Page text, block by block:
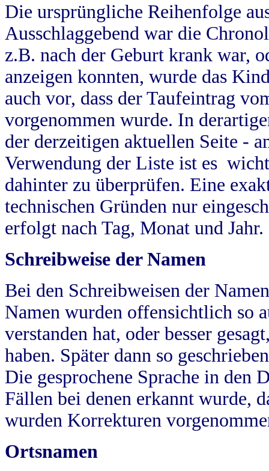
Die ursprüngliche Reihenfolge
Ausschlaggebend war die
z.B. nach der Geburt krank war,
anzeigen konnten, wurde das
auch vor, dass der Taufeintrag
vorgenommen wurde. In
der derzeitigen aktuellen Seite -
Verwendung der Liste ist es
dahinter zu überprüfen. Eine
technischen Gründen nur
erfolgt nach Tag, Monat und Jahr.
Schreibweise der Namen
Bei den Schreibweisen der
Namen wurden offensichtlich so
verstanden hat, oder besser
haben. Später dann so
Die gesprochene Sprache in
Fällen bei denen erkannt wurde,
wurden Korrekturen
Ortsnamen